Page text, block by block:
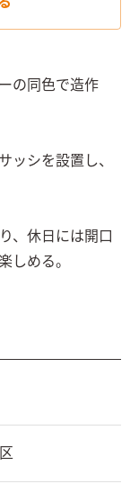
の同色で造作
ッシを設置し、
、休日には開口
しめる。